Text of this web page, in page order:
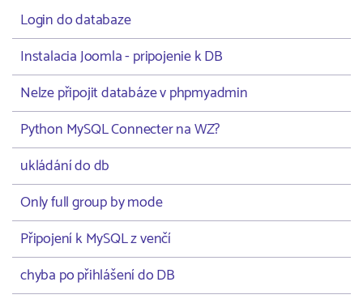
Login do databaze
Instalacia Joomla - pripojenie k DB
Nelze připojit databáze v phpmyadmin
Python MySQL Connecter na WZ?
ukládání do db
Only full group by mode
Připojení k MySQL z venčí
chyba po přihlášení do DB